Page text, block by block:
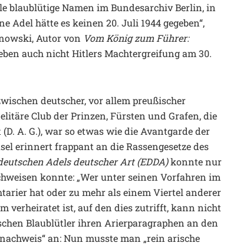
blaublütige Namen im Bundesarchiv Berlin, in
Adel hätte es keinen 20. Juli 1944 gegeben“,
Autor von Vom König zum Führer:
auch nicht Hitlers Machtergreifung am 30.
deutscher, vor allem preußischer
Club der Prinzen, Fürsten und Grafen, die
A. G.), war so etwas wie die Avantgarde der
erinnert frappant an die Rassengesetze des
Adels deutscher Art (EDDA)konnte nur
konnte: „Wer unter seinen Vorfahren im
hat oder zu mehr als einem Viertel anderer
verheiratet ist, auf den dies zutrifft, kann nicht
Blaublütler ihren Arierparagraphen an den
an: Nun musste man „rein arische